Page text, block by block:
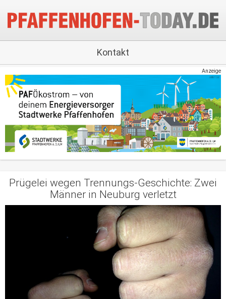
Kontakt
Anzeige
Prügelei wegen Trennungs-Geschichte: Zwei
Männer in Neuburg verletzt